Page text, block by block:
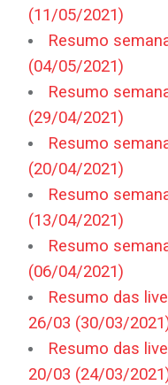
(11/05/2021)
Resumo
(04/05/2021)
Resumo
(29/04/2021)
Resumo
(20/04/2021)
Resumo
(13/04/2021)
Resumo
(06/04/2021)
Resumo das
26/03 (30/03/
Resumo das
20/03 (24/03/